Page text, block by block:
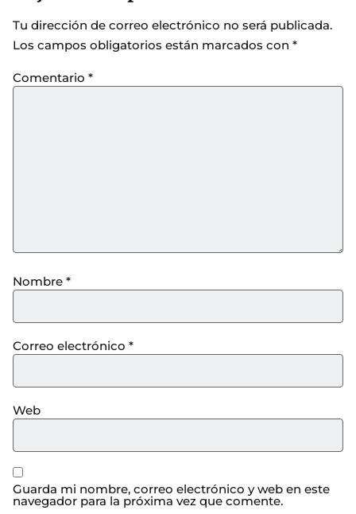
Tu dirección de correo electrónico no será publicada.
Los campos obligatorios están marcados con *
Comentario *
Nombre *
Correo electrónico *
Web
Guarda mi nombre, correo electrónico y web en este
navegador para la próxima vez que comente.